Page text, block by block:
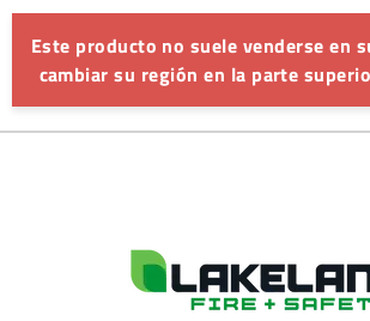
Este producto no suele venderse en
cambiar su región en la parte